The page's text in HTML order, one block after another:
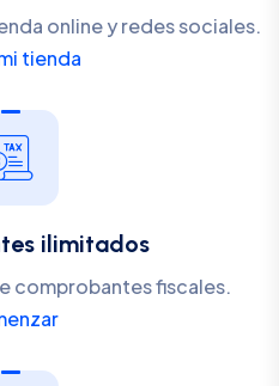
online y redes sociales.
tienda
ilimitados
comprobantes fiscales.